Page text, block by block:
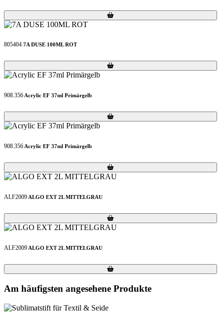
Loading...
Loading...
805404 7A DUSE 100ML ROT
Loading...
Loading...
908.356Acrylic EF 37ml Primärgelb
Loading...
Loading...
908.356 Acrylic EF 37ml Primärgelb
Loading...
Loading...
ALF2009 ALGO EXT 2L MITTELGRAU
Loading...
Loading...
ALF2009 ALGO EXT 2L MITTELGRAU
Loading...
Loading...
Am häufigsten angesehene Produkte